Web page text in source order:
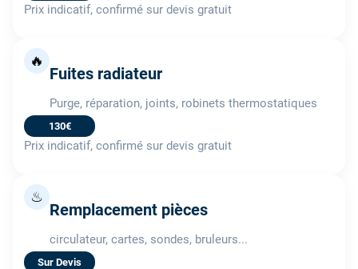
Prix indicatif, confirmé sur devis gratuit
🔥
Fuites radiateur
Purge, réparation, joints, robinets thermostatiques
130€
Prix indicatif, confirmé sur devis gratuit
♨
Remplacement pièces
circulateur, cartes, sondes, bruleurs...
Sur Devis